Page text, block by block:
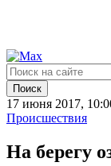
Поиск
17 июня 2017,
Происшествия
На берегу